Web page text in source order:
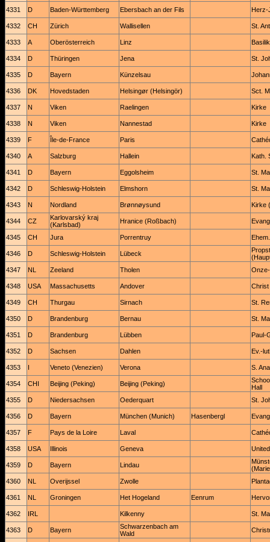
4331 D Baden-Württemberg Ebersbach an der Fils Herz-
4332 CH Zürich Wallisellen St.
4333 A Oberösterreich Linz
4334 D Thüringen Jena St.
4335 D Bayern Künzelsau
4336 DK Hovedstaden Helsingør (Helsingör) Sct.
4337 N Viken Raelingen Kirke
4338 N Viken Nannestad Kirke
4339 F Île-de-France Paris
4340 A Salzburg Hallein Kath.
4341 D Bayern Eggolsheim St.
4342 D Schleswig-Holstein Elmshorn St.
4343 N Nordland Brønnøysund Kirke
4344 CZ
Karlovarský kraj
(Karlsbad)
Hranice (Roßbach)
4345 CH Jura Porrentruy
4346 D Schleswig-Holstein Lübeck
4347
NL Zeeland Tholen
4348 USA Massachusetts Andover
4349 CH Thurgau Sirnach St.
4350 D Brandenburg Bernau St.
4351 D Brandenburg Lübben Paul-
4352 D Sachsen Dahlen Ev.-
4353 I Veneto (Venezien) Verona S.
4354 CHI Beijing (Peking) Beijing (Peking)
Hall
4355
D Niedersachsen Oederquart St.
4356 D Bayern München (Munich) Hasenbergl
4357 F Pays de la Loire Laval
4358 USA Illinois Geneva
4359 D Bayern Lindau
4360
NL Overijssel Zwolle
4361 NL Groningen Het Hogeland Eenrum
4362 IRL Kilkenny St.
4363 D Bayern
Schwarzenbach am
Wald